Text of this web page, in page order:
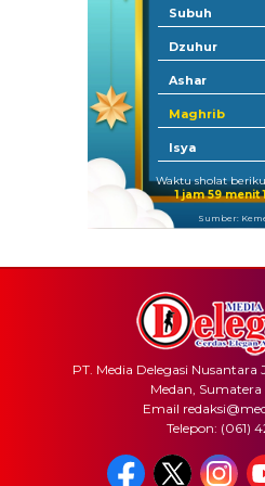
Subuh
Dzuhur
Ashar
Maghrib
Isya
Waktu sholat
1 jam 59 menit
Sumber:
PT. Media Delegasi Nusantara
Medan, Sumatera
Email
Telepon: (061)